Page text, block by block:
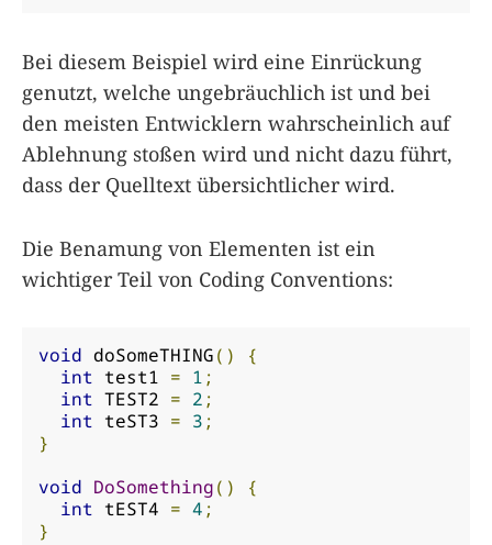
Bei diesem Beispiel wird eine Einrückung
genutzt, welche ungebräuchlich ist und bei
den meisten Entwicklern wahrscheinlich auf
Ablehnung stoßen wird und nicht dazu führt,
dass der Quelltext übersichtlicher wird.
Die Benamung von Elementen ist ein
wichtiger Teil von Coding Conventions:
void doSomeTHING()
{
int test1 = 1 ;
int TEST2 = 2 ;
int teST3 = 3 ;
}
void DoSomething()
{
int tEST4 = 4 ;
}